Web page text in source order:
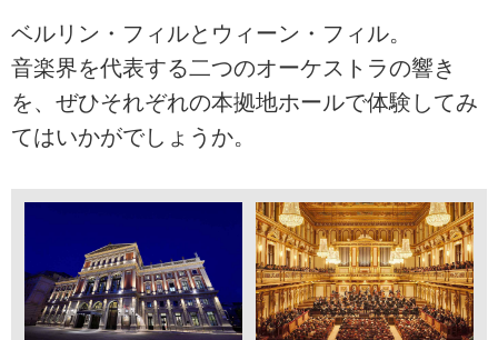
ベルリン・フィルとウィーン・フィル。
音楽界を代表する二つのオーケストラの響き
を、ぜひそれぞれの本拠地ホールで体験してみ
てはいかがでしょうか。